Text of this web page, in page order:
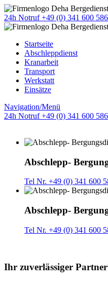
24h Notruf +49 (0) 341 600
Startseite
Abschleppdienst
Kranarbeit
Transport
Werkstatt
Einsätze
Navigation/Menü
24h Notruf +49 (0) 341 600
Abschlepp-
Tel Nr. +49 (0) 341 600
Abschlepp-
Tel Nr. +49 (0) 341 600
Ihr zuverlässiger